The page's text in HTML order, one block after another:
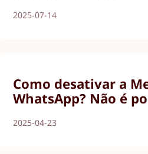
2025-07-14
Como desativar a
WhatsApp? Não é
2025-04-23